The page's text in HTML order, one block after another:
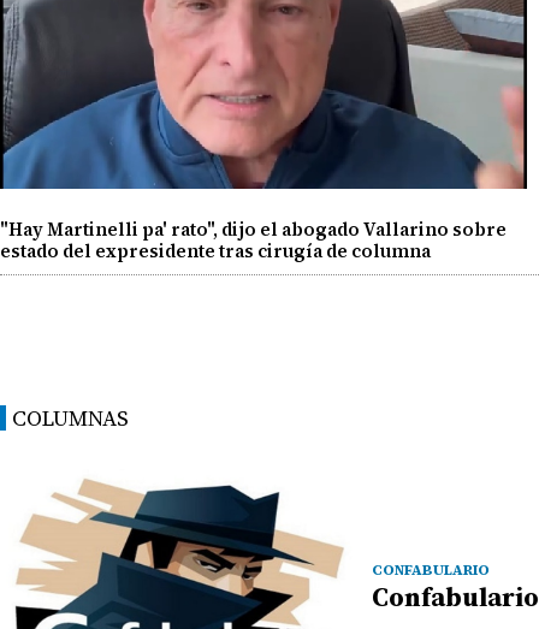
"Hay Martinelli pa' rato", dijo el abogado Vallarino sobre
estado del expresidente tras cirugía de columna
COLUMNAS
CONFABULARIO
Confabulario